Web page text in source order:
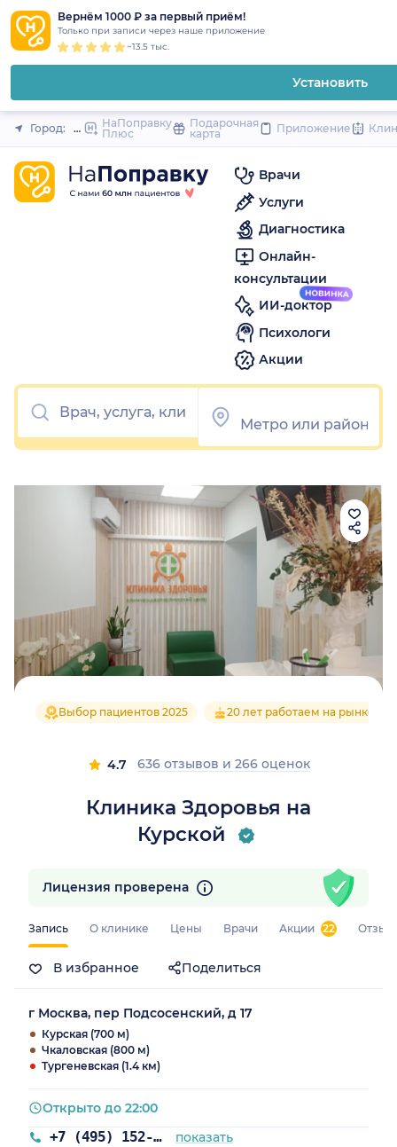
Вернём 1000 ₽ за первый приём!
Только при записи через наше приложение
~13.5 тыс.
Установить
Закрыть
Город: МоскваНаПоправку
Плюс
Подарочная
карта
Приложение
Врачи
Услуги
Диагностика
Онлайн-
консультации
ИИ-доктор
Психологи
Акции
Клиника Здоровья на
Курской
Выбор пациентов 2025 20 лет работаем на рынке
4.7 636 отзывов и 266 оценок
Запись О клинике Цены Врачи Акции 22
В избранное Поделиться
Лицензия проверена
г Москва, пер Подсосенский, д 17
Курская (700 м)
Чкаловская (800 м)
Тургеневская (1.4 км)
+7 (495) 152-51-82 показать
Открыто до 22:00